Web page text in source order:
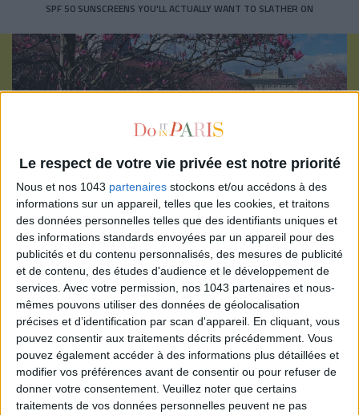
Le respect de votre vie privée est notre priorité
Nous et nos 1043 partenaires stockons et/ou accédons à des
informations sur un appareil, telles que les cookies, et traitons
des données personnelles telles que des identifiants uniques et
des informations standards envoyées par un appareil pour des
publicités et du contenu personnalisés, des mesures de publicité
et de contenu, des études d'audience et le développement de
services. Avec votre permission, nos 1043 partenaires et nous-
mêmes pouvons utiliser des données de géolocalisation
précises et d’identification par scan d'appareil. En cliquant, vous
pouvez consentir aux traitements décrits précédemment. Vous
pouvez également accéder à des informations plus détaillées et
modifier vos préférences avant de consentir ou pour refuser de
donner votre consentement. Veuillez noter que certains
traitements de vos données personnelles peuvent ne pas
SPF 50 SUNSCREENS YOU'LL ACTUALLY WANT TO SLATHER ON
Subscribe for our newsletter
SUBSCRIBE